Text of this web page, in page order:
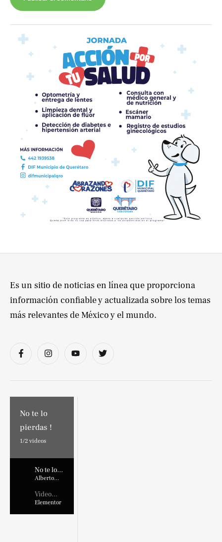
No te lo
pierdas !
1/2 videos
No te lo
pierdas !
Alberto
Video
Placehold
er
Elementor
Es un sitio de noticias en línea que proporciona
información confiable y actualizada sobre los temas
más relevantes de México y el mundo.